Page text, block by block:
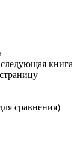
книга
сравнения)